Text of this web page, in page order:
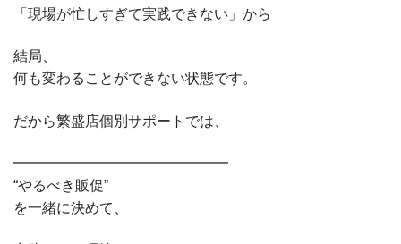
「現場が忙しすぎて実践できない」から
結局、
何も変わることができない状態です。
だから繁盛店個別サポートでは、
━━━━━━━━━━━━━━━
“やるべき販促”
を一緒に決めて、